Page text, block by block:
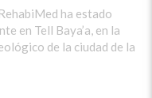
ha estado
en Tell Baya’a, en la
de la ciudad de la